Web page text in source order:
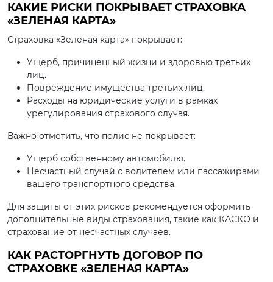
КАКИЕ РИСКИ ПОКРЫВАЕТ СТРАХОВКА
«ЗЕЛЕНАЯ КАРТА»
Страховка «Зеленая карта» покрывает:
Ущерб, причиненный жизни и здоровью третьих
лиц.
Повреждение имущества третьих лиц.
Расходы на юридические услуги в рамках
урегулирования страхового случая.
Важно отметить, что полис не покрывает:
Ущерб собственному автомобилю.
Несчастный случай с водителем или пассажирами
вашего транспортного средства.
Для защиты от этих рисков рекомендуется оформить
дополнительные виды страхования, такие как КАСКО и
страхование от несчастных случаев.
КАК РАСТОРГНУТЬ ДОГОВОР ПО
СТРАХОВКЕ «ЗЕЛЕНАЯ КАРТА»